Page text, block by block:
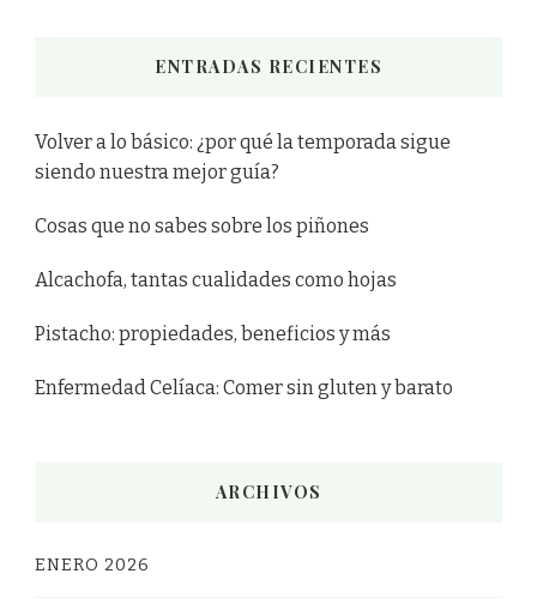
ENTRADAS RECIENTES
Volver a lo básico: ¿por qué la temporada sigue
siendo nuestra mejor guía?
Cosas que no sabes sobre los piñones
Alcachofa, tantas cualidades como hojas
Pistacho: propiedades, beneficios y más
Enfermedad Celíaca: Comer sin gluten y barato
ARCHIVOS
ENERO 2026